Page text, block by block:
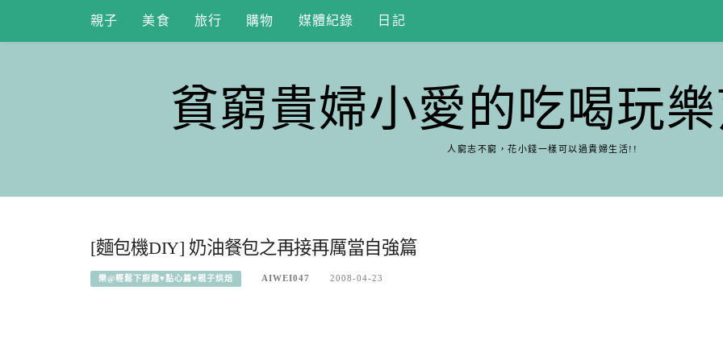
content
親子 美食 旅行 購物 媒體紀錄 日記
貧窮貴婦小愛的吃喝玩
人窮志不窮，花小錢一樣可以過貴婦生活!!
[麵包機DIY] 奶油餐包之再接再厲當自強篇
樂@輕鬆下廚趣♥點心篇♥親子烘焙 AIWEI047 2008-04-23